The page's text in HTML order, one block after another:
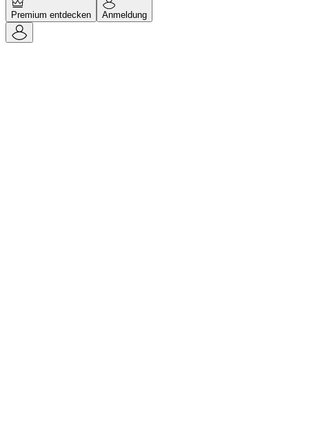
Premium entdecken Anmeldung